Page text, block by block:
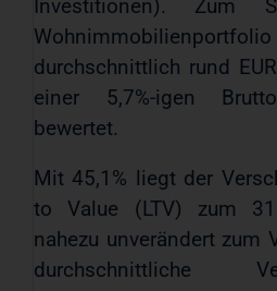
Investitionen). Zum
durchschnittlich rund
einer 5,7%-igen
bewertet.
Mit 45,1% liegt der
to Value (LTV) zum
nahezu unverändert zum
durchschnittliche